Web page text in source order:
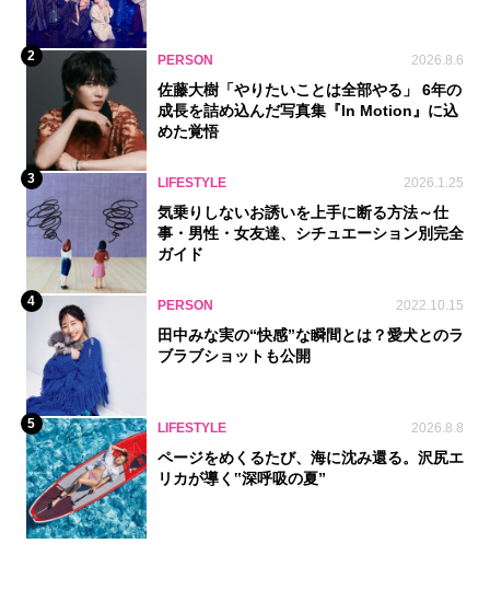
2 PERSON 2026.8.6
佐藤大樹「やりたいことは全部やる」 6年の
成長を詰め込んだ写真集『In Motion』に込
めた覚悟
3 LIFESTYLE 2026.1.25
気乗りしないお誘いを上手に断る方法～仕
事・男性・女友達、シチュエーション別完全
ガイド
4 PERSON 2022.10.15
田中みな実の“快感”な瞬間とは？愛犬とのラ
ブラブショットも公開
5 LIFESTYLE 2026.8.8
ページをめくるたび、海に沈み還る。沢尻エ
リカが導く‟深呼吸の夏”